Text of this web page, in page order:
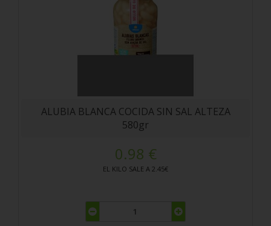
ALUBIA BLANCA COCIDA SIN SAL ALTEZA
580gr
0.98 €
EL KILO SALE A 2.45€